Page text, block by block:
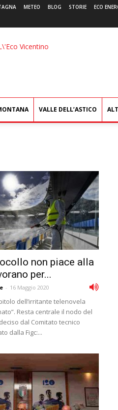
METEO BLOG STORIE ECO
L'Eco
VALLE DELL’ASTICO
non piace alla
per...
- 16 Maggio 2020
dell’irritante telenovela
Resta centrale il nodo del
dal Comitato tecnico
dalla Figc:...